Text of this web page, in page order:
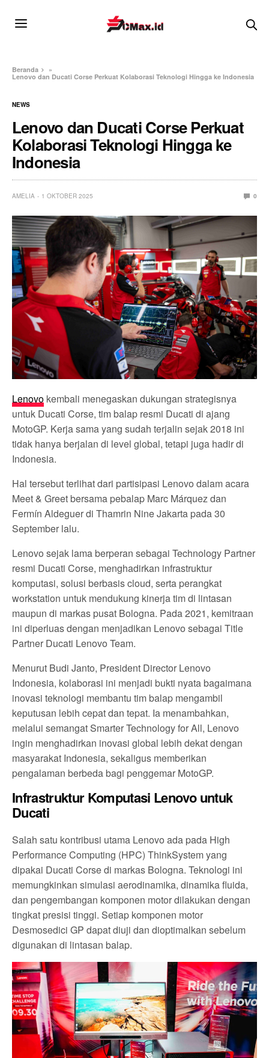
Beranda
»
Lenovo dan Ducati Corse Perkuat Kolaborasi Teknologi Hingga ke Indonesia
NEWS
Lenovo dan Ducati Corse Perkuat
Kolaborasi Teknologi Hingga ke
Indonesia
AMELIA 1 OKTOBER 2025 0
Lenovo kembali menegaskan dukungan strategisnya
untuk Ducati Corse, tim balap resmi Ducati di ajang
MotoGP. Kerja sama yang sudah terjalin sejak 2018 ini
tidak hanya berjalan di level global, tetapi juga hadir di
Indonesia.
Hal tersebut terlihat dari partisipasi Lenovo dalam acara
Meet & Greet bersama pebalap Marc Márquez dan
Fermín Aldeguer di Thamrin Nine Jakarta pada 30
September lalu.
Lenovo sejak lama berperan sebagai Technology Partner
resmi Ducati Corse, menghadirkan infrastruktur
komputasi, solusi berbasis cloud, serta perangkat
workstation untuk mendukung kinerja tim di lintasan
maupun di markas pusat Bologna. Pada 2021, kemitraan
ini diperluas dengan menjadikan Lenovo sebagai Title
Partner Ducati Lenovo Team.
Menurut Budi Janto, President Director Lenovo
Indonesia, kolaborasi ini menjadi bukti nyata bagaimana
inovasi teknologi membantu tim balap mengambil
keputusan lebih cepat dan tepat. Ia menambahkan,
melalui semangat Smarter Technology for All, Lenovo
ingin menghadirkan inovasi global lebih dekat dengan
masyarakat Indonesia, sekaligus memberikan
pengalaman berbeda bagi penggemar MotoGP.
Infrastruktur Komputasi Lenovo untuk
Ducati
Salah satu kontribusi utama Lenovo ada pada High
Performance Computing (HPC) ThinkSystem yang
dipakai Ducati Corse di markas Bologna. Teknologi ini
memungkinkan simulasi aerodinamika, dinamika fluida,
dan pengembangan komponen motor dilakukan dengan
tingkat presisi tinggi. Setiap komponen motor
Desmosedici GP dapat diuji dan dioptimalkan sebelum
digunakan di lintasan balap.